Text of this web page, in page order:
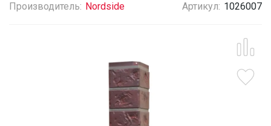
Производитель: Nordside Артикул: 1026007